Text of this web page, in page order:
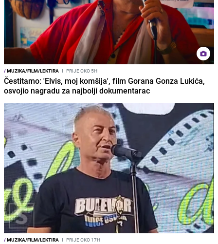
/MUZIKA/FILM/LEKTIRA I PRIJE OKO 5H
Čestitamo: 'Elvis, moj komšija', film Gorana Gonza Lukića,
osvojio nagradu za najbolji dokumentarac
/MUZIKA/FILM/LEKTIRA I PRIJE OKO 17H